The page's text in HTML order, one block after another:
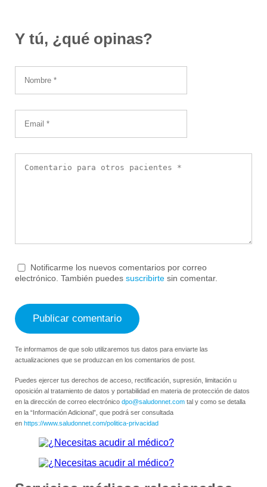
Y tú, ¿qué opinas?
Notificarme los nuevos comentarios por correo
electrónico. También puedes suscribirte sin comentar.
Te informamos de que solo utilizaremos tus datos para enviarte las
actualizaciones que se produzcan en los comentarios de post.
Puedes ejercer tus derechos de acceso, rectificación, supresión, limitación u
oposición al tratamiento de datos y portabilidad en materia de protección de datos
en la dirección de correo electrónico dpo@saludonnet.com tal y como se detalla
en la “Información Adicional”, que podrá ser consultada
en https://www.saludonnet.com/politica-privacidad